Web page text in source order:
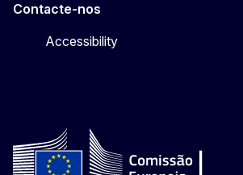
Contacte-nos
Accessibility